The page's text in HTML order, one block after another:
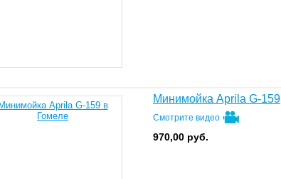
Минимойка Aprila G-159
Смотрите видео
970,00 руб.